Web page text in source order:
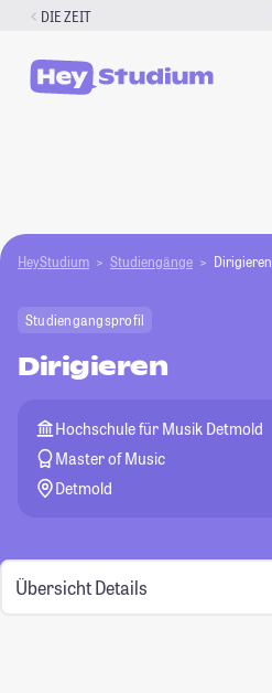
Zum
springen
DIE ZEIT
HeyStudium Studiengänge Dirigieren
Studiengangsprofil
Dirigieren
Hochschule für Musik Detmold
Master of Music
Detmold
Übersicht Details